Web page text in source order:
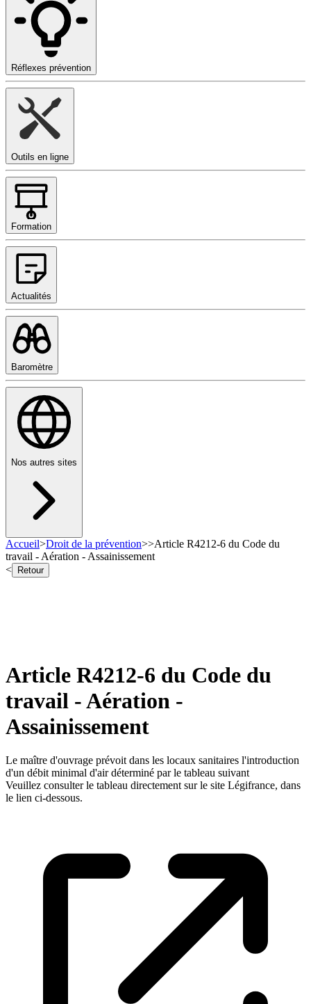
Réflexes prévention
Outils en ligne
Formation
Actualités
Baromètre
Nos autres sites
Accueil>Droit de la prévention>>Article R4212-6 du Code du
travail - Aération - Assainissement
<
Retour
Article R4212-6 du Code du
travail - Aération -
Assainissement
Le maître d'ouvrage prévoit dans les locaux sanitaires l'introduction
d'un débit minimal d'air déterminé par le tableau suivant
Veuillez consulter le tableau directement sur le site Légifrance, dans
le lien ci-dessous.